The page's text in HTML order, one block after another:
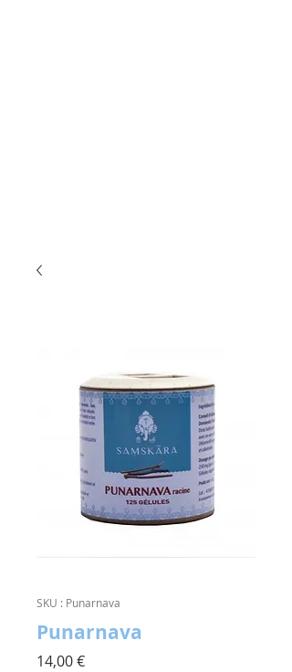
SKU : Punarnava
Punarnava
14,00 €Prix